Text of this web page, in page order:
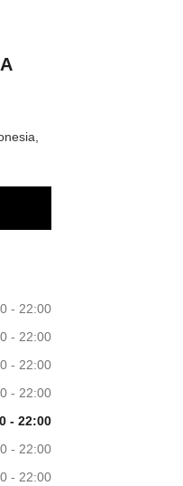
PLAZA INDONESIA
- 22:00
- 22:00
- 22:00
- 22:00
- 22:00
- 22:00
- 22:00